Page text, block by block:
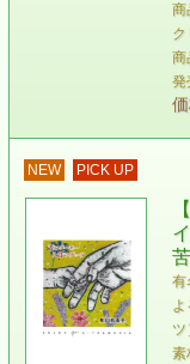
商
ク
商
発
NEW PICK UP
有
素